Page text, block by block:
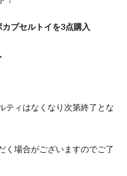
プセルトイを3点購入
ティはなくなり次第終了とな
く場合がございますのでご了